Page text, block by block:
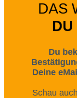
DAS
Du
Deine
Schau